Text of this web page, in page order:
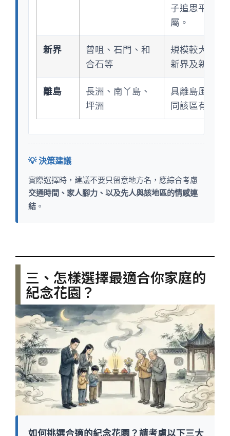
子追思平台，
屬。
新界
曾咀、石門、和
合石等
規模較大，部
新界及新市鎮
離島
長洲、南丫島、
坪洲
具離島風景特
同該區有淵源
💡 決策建議
實際選擇時，建議不要只留意地方名，應綜合考慮
交通時間、家人腳力、以及先人與該地區的情感連
結 。
三、怎樣選擇最適合你家庭的
紀念花園？
如何挑選合適的紀念花園？請考慮以下三大